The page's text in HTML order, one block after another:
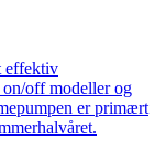
effektiv
on/off modeller og
er primært